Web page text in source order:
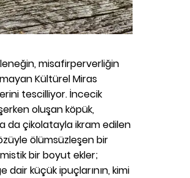
misafirperverliğin
Kültürel Miras
tescilliyor. İncecik
oluşan köpük,
da çikolatayla ikram edilen
ölümsüzleşen bir
bir boyut ekler;
küçük ipuçlarının, kimi